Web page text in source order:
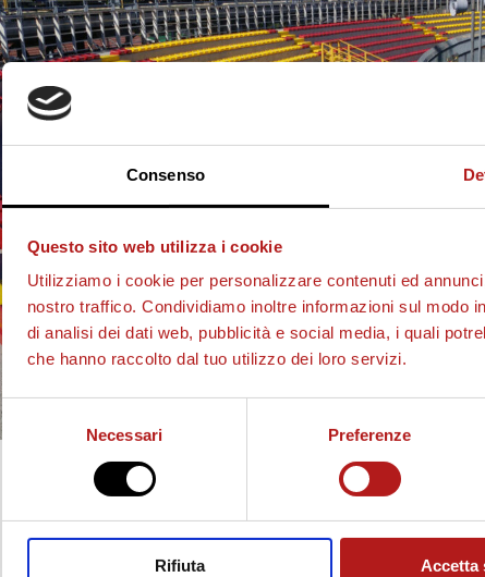
Consenso
Questo sito web utilizza i cookie
Utilizziamo i cookie per personalizzare contenuti ed
nostro traffico. Condividiamo inoltre informazioni sul modo
di analisi dei dati web, pubblicità e social media, i quali
che hanno raccolto dal tuo utilizzo dei loro servizi.
Selezione
del
Necessari Preferenze
Rifiuta Accetta